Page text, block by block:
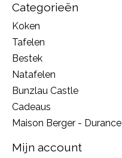
Categorieën
Koken
Tafelen
Bestek
Natafelen
Bunzlau Castle
Cadeaus
Maison Berger - Durance
Mijn account